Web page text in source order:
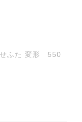
せふた 変形 550